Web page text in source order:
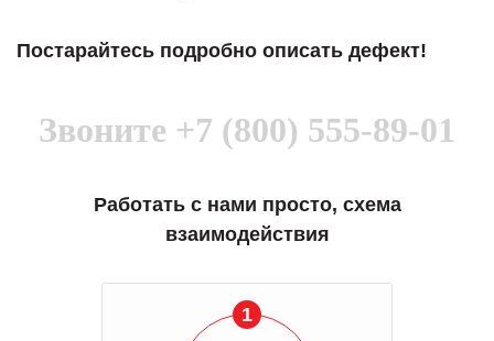
Постарайтесь подробно описать дефект!
Звоните +7 (800) 555-89-01
Работать с нами просто, схема
взаимодействия
1